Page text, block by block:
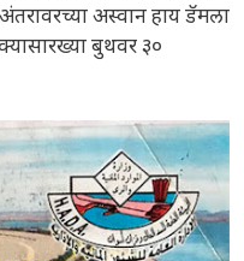
अस्वान हाय डॅमला
बुथवर ३०